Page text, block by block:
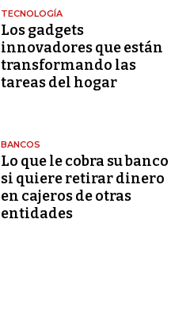
TECNOLOGÍA
Los gadgets
innovadores que están
transformando las
tareas del hogar
BANCOS
Lo que le cobra su banco
si quiere retirar dinero
en cajeros de otras
entidades